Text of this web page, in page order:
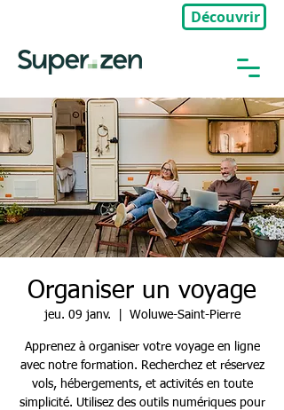
Découvrir
Organiser un voyage
jeu. 09 janv. Woluwe-Saint-Pierre
Apprenez à organiser votre voyage en ligne
avec notre formation. Recherchez et réservez
vols, hébergements, et activités en toute
simplicité. Utilisez des outils numériques pour